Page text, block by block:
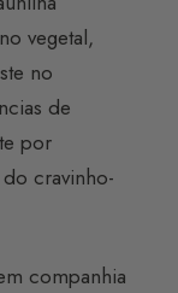
vegetal,
no
de
por
cravinho-
companhia